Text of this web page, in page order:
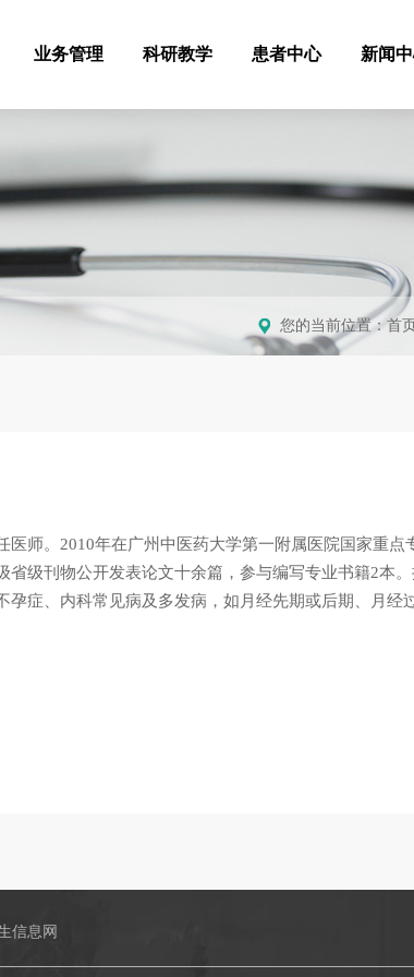
业务管理 科研教学 患者中心 新闻
您的当前位置： 首页
医师。2010年在广州中医药大学第一附属医院国家重
省级刊物公开发表论文十余篇，参与编写专业书籍2本
症、内科常见病及多发病，如月经先期或后期、月经
信息网